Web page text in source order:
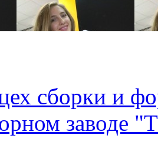
сборки и
заводе